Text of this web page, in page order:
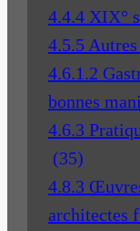
4.4.4 XIX°
4.5.5
4.6.1.2
bonnes
4.6.3
(35)
4.8.3
architectes